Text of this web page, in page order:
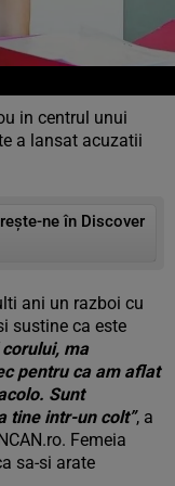
in centrul unui
a lansat acuzatii
ne în Discover
ani un razboi cu
sustine ca este
ma
pentru ca am aflat
Sunt
tine intr-un colt”, a
Femeia
sa-si arate